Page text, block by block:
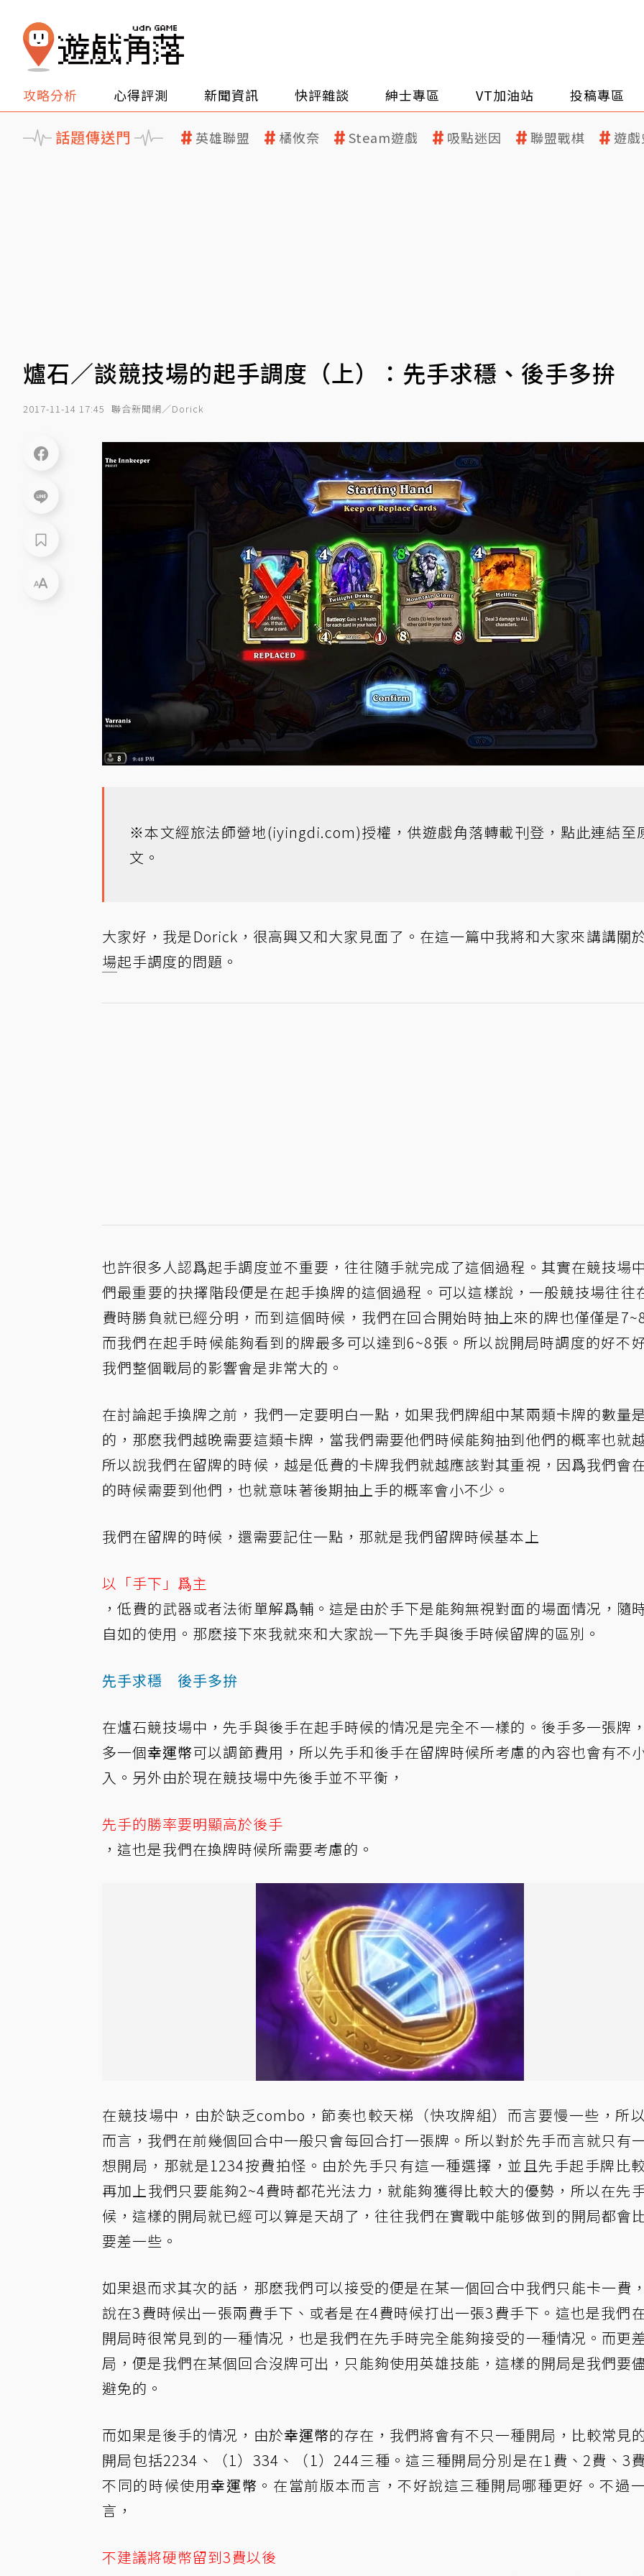
攻略分析 心得評測 新聞資訊 快評雜談 紳士專區 VT加油站 投稿專區
話題傳送門 英雄聯盟 橘攸奈 Steam遊戲 吸點迷因 聯盟戰棋 遊
爐石／談競技場的起手調度（上）：先手求穩、後手多拚
2017-11-14 17:45 聯合新聞網／Dorick
※本文經旅法師營地(iyingdi.com)授權，供遊戲角落轉載刊登， 點此連結至
文 。
大家好，我是Dorick，很高興又和大家見面了。在這一篇中我將和大家來講講關
場起手調度的問題。
也許很多人認爲起手調度並不重要，往往隨手就完成了這個過程。其實在競技場
們最重要的抉擇階段便是在起手換牌的這個過程。可以這樣說，一般競技場往往
費時勝負就已經分明，而到這個時候，我們在回合開始時抽上來的牌也僅僅是
而我們在起手時候能夠看到的牌最多可以達到6~8張。所以說開局時調度的好不
我們整個戰局的影響會是非常大的。
在討論起手換牌之前，我們一定要明白一點，如果我們牌組中某兩類卡牌的數量
的，那麽我們越晚需要這類卡牌，當我們需要他們時候能夠抽到他們的概率也就
所以說我們在留牌的時候，越是低費的卡牌我們就越應該對其重視，因爲我們會
的時候需要到他們，也就意味著後期抽上手的概率會小不少。
我們在留牌的時候，還需要記住一點，那就是我們留牌時候基本上
以「手下」爲主
，低費的武器或者法術單解爲輔。這是由於手下是能夠無視對面的場面情况，隨
自如的使用。那麽接下來我就來和大家說一下先手與後手時候留牌的區別。
先手求穩 後手多拚
在爐石競技場中，先手與後手在起手時候的情况是完全不一樣的。後手多一張牌
多一個幸運幣可以調節費用，所以先手和後手在留牌時候所考慮的內容也會有不
入。另外由於現在競技場中先後手並不平衡，
先手的勝率要明顯高於後手
，這也是我們在換牌時候所需要考慮的。
在競技場中，由於缺乏combo，節奏也較天梯（快攻牌組）而言要慢一些，所
而言，我們在前幾個回合中一般只會每回合打一張牌。所以對於先手而言就只有
想開局，那就是1234按費拍怪。由於先手只有這一種選擇，並且先手起手牌比
再加上我們只要能夠2~4費時都花光法力，就能夠獲得比較大的優勢，所以在先
候，這樣的開局就已經可以算是天胡了，往往我們在實戰中能够做到的開局都會
要差一些。
如果退而求其次的話，那麽我們可以接受的便是在某一個回合中我們只能卡一費
說在3費時候出一張兩費手下、或者是在4費時候打出一張3費手下。這也是我們
開局時很常見到的一種情况，也是我們在先手時完全能夠接受的一種情况。而更
局，便是我們在某個回合沒牌可出，只能夠使用英雄技能，這樣的開局是我們要
避免的。
而如果是後手的情况，由於幸運幣的存在，我們將會有不只一種開局，比較常見
開局包括2234、（1）334、（1）244三種。這三種開局分別是在1費、2費、3
不同的時候使用幸運幣 。在當前版本而言，不好說這三種開局哪種更好。不過
言，
不建議將硬幣留到3費以後